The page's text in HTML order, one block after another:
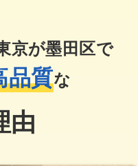
京が墨田区で
品質な
由